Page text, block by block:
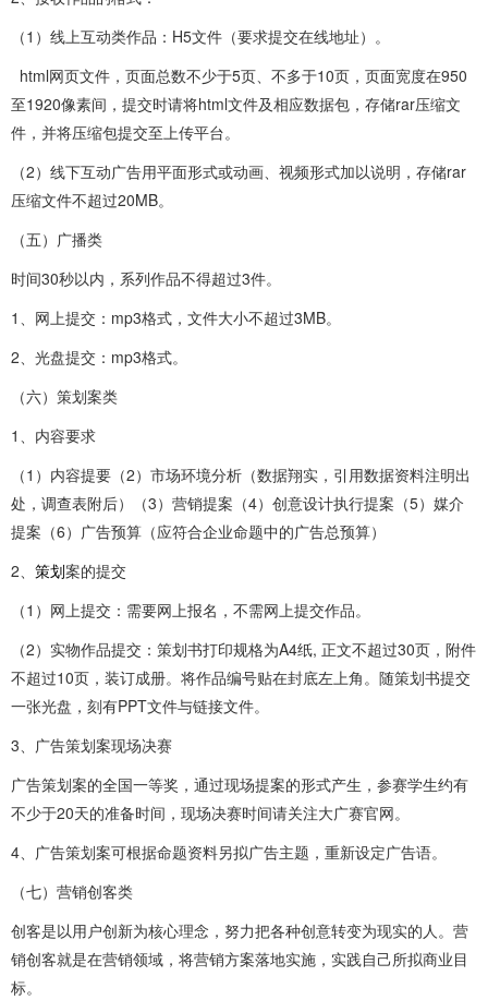
（1）线上互动类作品：H5文件（要求提交在线地址）。
html网页文件，页面总数不少于5页、不多于10页，页面宽度在950
至1920像素间，提交时请将html文件及相应数据包，存储rar压缩文
件，并将压缩包提交至上传平台。
（2）线下互动广告用平面形式或动画、视频形式加以说明，存储rar
压缩文件不超过20MB。
（五）广播类
时间30秒以内，系列作品不得超过3件。
1、网上提交：mp3格式，文件大小不超过3MB。
2、光盘提交：mp3格式。
（六）策划案类
1、内容要求
（1）内容提要（2）市场环境分析（数据翔实，引用数据资料注明出
处，调查表附后）（3）营销提案（4）创意设计执行提案（5）媒介
提案（6）广告预算（应符合企业命题中的广告总预算）
2、 策划案的提交
（1）网上提交：需要网上报名，不需网上提交作品。
（2）实物作品提交：策划书打印规格为A4纸, 正文不超过30页，附件
不超过10页，装订成册。将作品编号贴在封底左上角。随策划书提交
一张光盘，刻有PPT文件与链接文件。
3、广告策划案现场决赛
广告策划案的全国一等奖，通过现场提案的形式产生，参赛学生约有
不少于20天的准备时间，现场决赛时间请关注大广赛官网。
4、广告策划案可根据命题资料另拟广告主题，重新设定广告语。
（七）营销创客类
创客是以用户创新为核心理念，努力把各种创意转变为现实的人。营
销创客就是在营销领域，将营销方案落地实施，实践自己所拟商业目
标。